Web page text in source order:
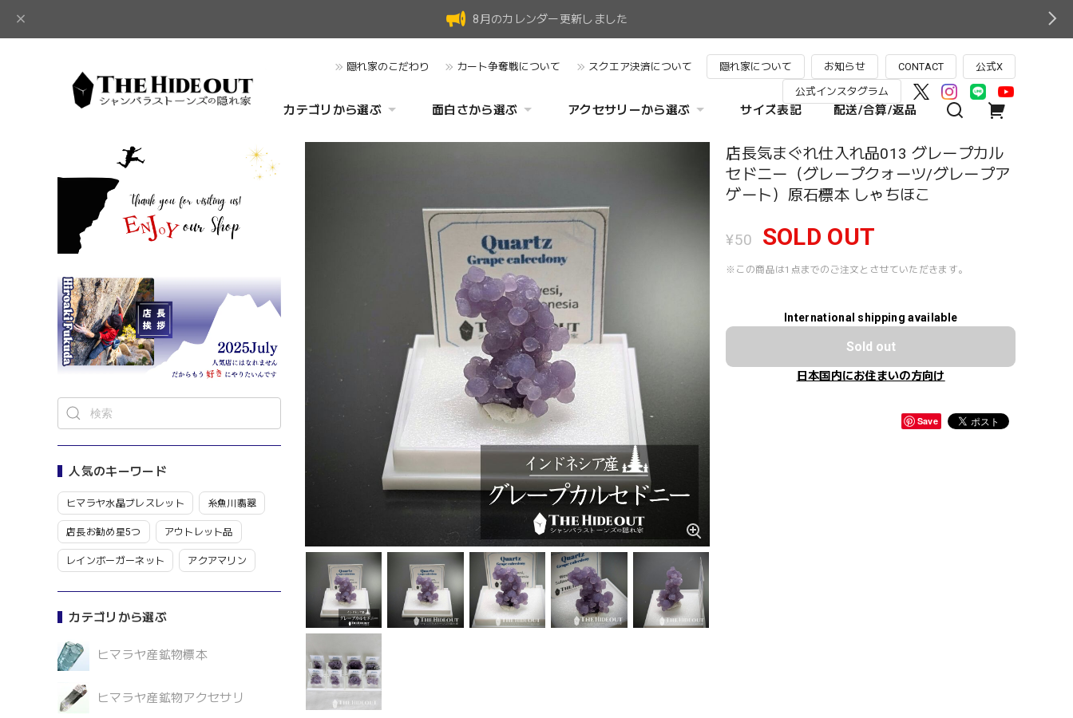
8月のカレンダー更新しました
隠れ家のこだわり カート争奪戦について スクエア決済について 隠れ家について お知らせ CONTACT 公式X
公式インスタグラム
カテゴリから選ぶ 面白さから選ぶ アクセサリーから選ぶ サイズ表記 配送/合算/返品
人気のキーワード
ヒマラヤ水晶ブレスレット 糸魚川翡翠
店長お勧め星5つ アウトレット品
レインボーガーネット アクアマリン
カテゴリから選ぶ
ヒマラヤ産鉱物標本
ヒマラヤ産鉱物アクセサリ
店長気まぐれ仕入れ品013 グレープカル
セドニー（グレープクォーツ/グレープア
ゲート）原石標本 しゃちほこ
¥50 SOLD OUT
※この商品は1点までのご注文とさせていただきます。
International shipping available
Sold out
日本国内にお住まいの方向け
Save